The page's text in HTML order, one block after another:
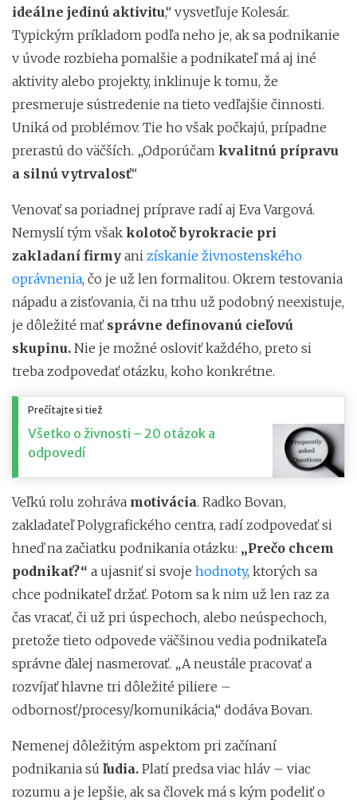
ideálne jedinú aktivitu,“ vysvetľuje Kolesár.
Typickým príkladom podľa neho je, ak sa podnikanie
v úvode rozbieha pomalšie a podnikateľ má aj iné
aktivity alebo projekty, inklinuje k tomu, že
presmeruje sústredenie na tieto vedľajšie činnosti.
Uniká od problémov. Tie ho však počkajú, prípadne
prerastú do väčších. „Odporúčam kvalitnú prípravu
a silnú vytrvalosť.“
Venovať sa poriadnej príprave radí aj Eva Vargová.
Nemyslí tým však kolotoč byrokracie pri
zakladaní firmy ani získanie živnostenského
oprávnenia, čo je už len formalitou. Okrem testovania
nápadu a zisťovania, či na trhu už podobný neexistuje,
je dôležité mať správne definovanú cieľovú
skupinu. Nie je možné osloviť každého, preto si
treba zodpovedať otázku, koho konkrétne.
Prečítajte si tiež
Všetko o živnosti – 20 otázok a
odpovedí
Veľkú rolu zohráva motivácia. Radko Bovan,
zakladateľ Polygrafického centra, radí zodpovedať si
hneď na začiatku podnikania otázku: „Prečo chcem
podnikať?“ a ujasniť si svoje hodnoty, ktorých sa
chce podnikateľ držať. Potom sa k nim už len raz za
čas vracať, či už pri úspechoch, alebo neúspechoch,
pretože tieto odpovede väčšinou vedia podnikateľa
správne ďalej nasmerovať. „A neustále pracovať a
rozvíjať hlavne tri dôležité piliere –
odbornosť/procesy/komunikácia,“ dodáva Bovan.
Nemenej dôležitým aspektom pri začínaní
podnikania sú ľudia. Platí predsa viac hláv – viac
rozumu a je lepšie, ak sa človek má s kým podeliť o